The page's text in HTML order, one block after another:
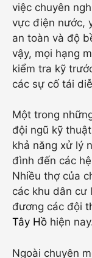
việc chuyên
vực điện nước,
an toàn và độ
vậy, mọi hạng
kiểm tra kỹ
các sự cố tái
Một trong
đội ngũ kỹ
khả năng xử lý
đình đến các
Nhiều thợ của
các khu dân cư
đương các đội
Tây Hồ hiện
Ngoài chuyên